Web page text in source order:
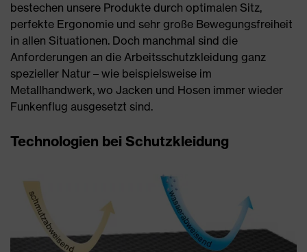
bestechen unsere Produkte durch optimalen Sitz,
perfekte Ergonomie und sehr große Bewegungsfreiheit
in allen Situationen. Doch manchmal sind die
Anforderungen an die Arbeitsschutzkleidung ganz
spezieller Natur – wie beispielsweise im
Metallhandwerk, wo Jacken und Hosen immer wieder
Funkenflug ausgesetzt sind.
Technologien bei Schutzkleidung